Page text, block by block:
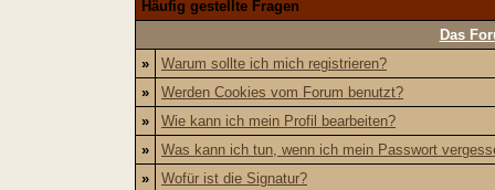
Häufig gestellte Fragen
Das
»
Warum sollte ich mich registrieren?
»
Werden Cookies vom Forum benutzt?
»
Wie kann ich mein Profil bearbeiten?
»
Was kann ich tun, wenn ich mein Passwort
»
Wofür ist die Signatur?